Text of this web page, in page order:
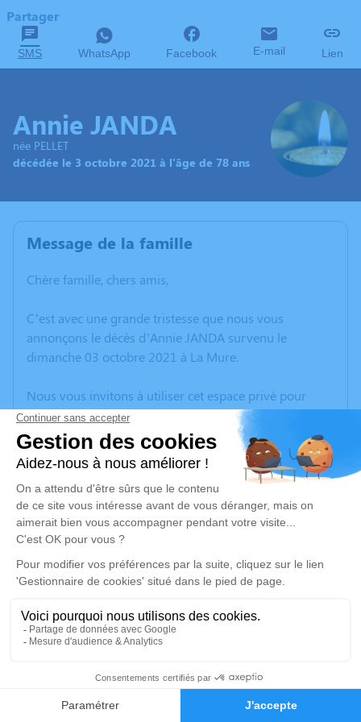
Faire-part Hommages
Partager
SMS WhatsApp Facebook E-mail Lien
Annie JANDA
née PELLET
décédée le 3 octobre 2021 à l'âge de 78 ans
Message de la famille
Chère famille, chers amis,
C’est avec une grande tristesse que nous vous
annonçons le décès d’Annie JANDA survenu le
dimanche 03 octobre 2021 à La Mure.
Nous vous invitons à utiliser cet espace privé pour
laisser vos condoléances, partager des photos
souvenirs, une anecdote ou exprimer vos pensées à
travers des poèmes ou des textes. Cet endroit est un
lieu d'expression dédié à honorer la mémoire d’Annie
JANDA.
Un service de plantation d’arbre hommage est
disponible ici.
Je rends hommage
Cérémonie religieuse
Chapelle Saint Pierre Julien Eymard de La
Mure